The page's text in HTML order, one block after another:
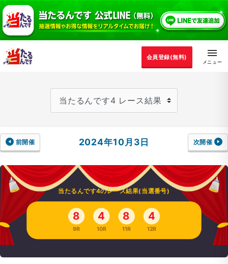
会員登録(無料)
前開催 2024年10月3日 次開催
当たるんです4のレース結果(当選番号)
8
9R
4
10R
8
11R
4
12R